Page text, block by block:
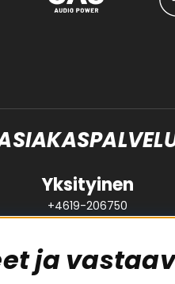
Yksityinen
+4619-206750
support@brl.se
ja